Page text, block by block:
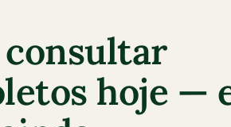
consultar
hoje —